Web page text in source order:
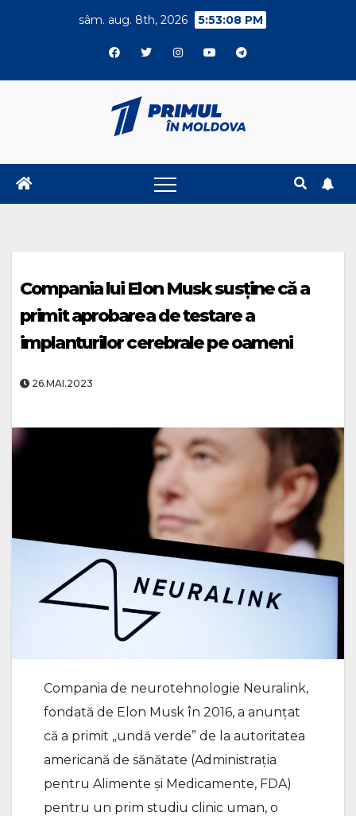
sâm. aug. 8th, 2026 5:53:08 PM
Compania lui Elon Musk susține că a
primit aprobarea de testare a
implanturilor cerebrale pe oameni
26.MAI.2023
Compania de neurotehnologie Neuralink,
fondată de Elon Musk în 2016, a anunțat
că a primit „undă verde” de la autoritatea
americană de sănătate (Administrația
pentru Alimente și Medicamente, FDA)
pentru un prim studiu clinic uman, o